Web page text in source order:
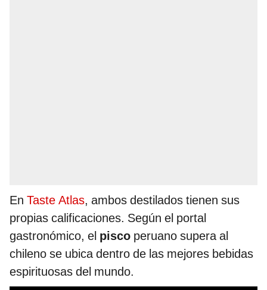
En Taste Atlas, ambos destilados tienen sus
propias calificaciones. Según el portal
gastronómico, el pisco peruano supera al
chileno se ubica dentro de las mejores bebidas
espirituosas del mundo.